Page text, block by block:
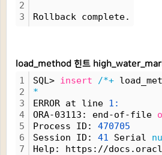
2
3
Rollback complete.
load_method 힌트
1
2
3
4
5
6
7
SQL> insert /*+
*
ERROR at line 1:
ORA-03113: end-of-file
Process ID: 470705
Session ID: 41 Serial
Help: https://